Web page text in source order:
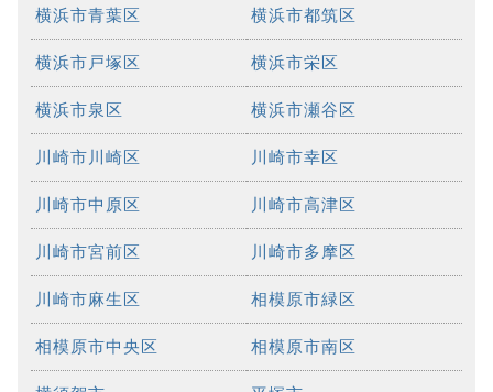
横浜市青葉区 横浜市都筑区
横浜市戸塚区 横浜市栄区
横浜市泉区 横浜市瀬谷区
川崎市川崎区 川崎市幸区
川崎市中原区 川崎市高津区
川崎市宮前区 川崎市多摩区
川崎市麻生区 相模原市緑区
相模原市中央区 相模原市南区